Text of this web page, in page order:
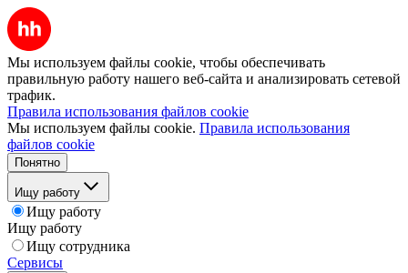
Мы используем файлы cookie, чтобы обеспечивать
правильную работу нашего веб-сайта и анализировать сетевой
трафик.
Правила использования файлов cookie
Мы используем файлы cookie. Правила использования
файлов cookie
Понятно
Ищу работу
Ищу работу
Ищу работу
Ищу сотрудника
Сервисы